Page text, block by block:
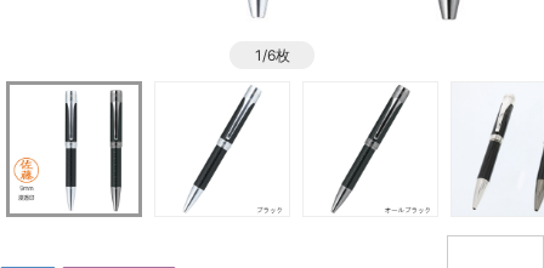
1/6枚